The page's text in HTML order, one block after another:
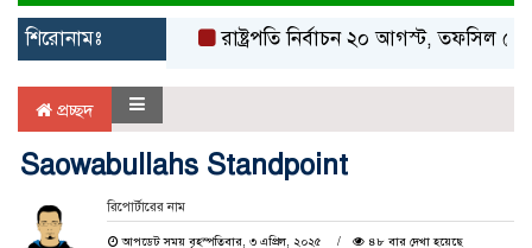
শিরোনামঃ রাষ্ট্রপতি নির্বাচন ২০ আগস্ট, তফসিল
প্রচ্ছদ
Saowabullahs Standpoint
রিপোর্টারের নাম
আপডেট সময় বৃহস্পতিবার, ৩ এপ্রিল, ২০২৫ ৪৮ বার দেখা হয়েছে